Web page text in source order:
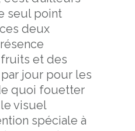
seul point
deux
et des
jour pour les
quoi fouetter
visuel
spéciale à